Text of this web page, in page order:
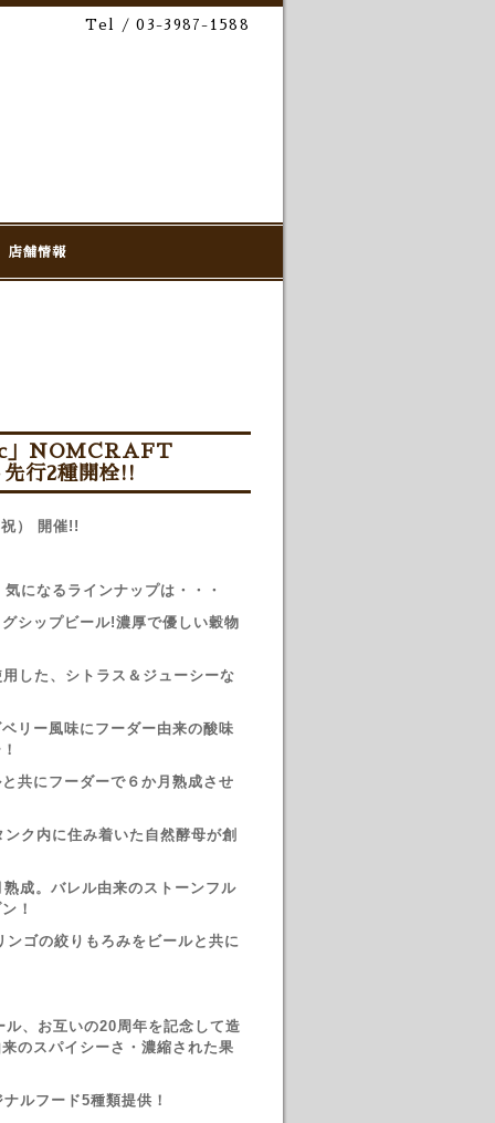
Tel / 03-3987-1588
店舗情報
」NOMCRAFT
行2種開栓!!
） 開催!!
なるラインナップは・・・
シップビール!濃厚で優しい穀物
した、シトラス＆ジューシーな
リー風味にフーダー由来の酸味
共にフーダーで６か月熟成させ
ク内に住み着いた自然酵母が創
成。バレル由来のストーンフル
！
ゴの絞りもろみをビールと共に
、お互いの20周年を記念して造
のスパイシーさ・濃縮された果
ルフード5種類提供！